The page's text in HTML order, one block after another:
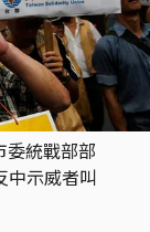
委統戰部部
中示威者叫